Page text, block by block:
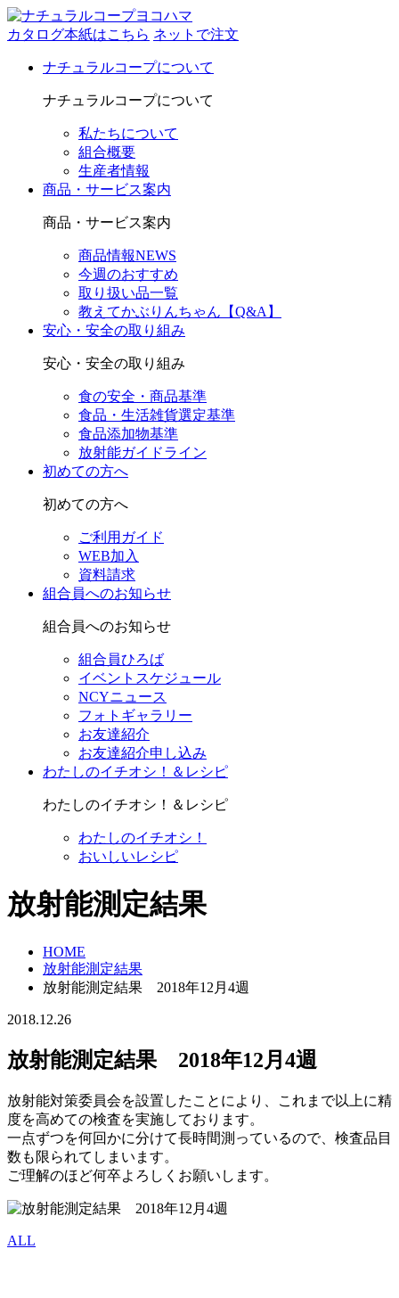
カタログ本紙はこちら ネットで注文
ナチュラルコープについて
ナチュラルコープについて
私たちについて
組合概要
生産者情報
商品・サービス案内
商品・サービス案内
商品情報NEWS
今週のおすすめ
取り扱い品一覧
教えてかぶりんちゃん【Q&A】
安心・安全の取り組み
安心・安全の取り組み
食の安全・商品基準
食品・生活雑貨選定基準
食品添加物基準
放射能ガイドライン
初めての方へ
初めての方へ
ご利用ガイド
WEB加入
資料請求
組合員へのお知らせ
組合員へのお知らせ
組合員ひろば
イベントスケジュール
NCYニュース
フォトギャラリー
お友達紹介
お友達紹介申し込み
わたしのイチオシ！＆レシピ
わたしのイチオシ！＆レシピ
わたしのイチオシ！
おいしいレシピ
放射能測定結果
HOME
放射能測定結果
放射能測定結果 2018年12月4週
2018.12.26
放射能測定結果 2018年12月4週
放射能対策委員会を設置したことにより、これまで以上に精
度を高めての検査を実施しております。
一点ずつを何回かに分けて長時間測っているので、検査品目
数も限られてしまいます。
ご理解のほど何卒よろしくお願いします。
ALL